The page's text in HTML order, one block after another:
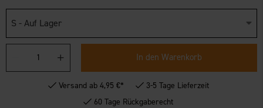
S - Auf Lager
In den Warenkorb
Versand ab 4,95 €*
3-5 Tage Lieferzeit
60 Tage Rückgaberecht